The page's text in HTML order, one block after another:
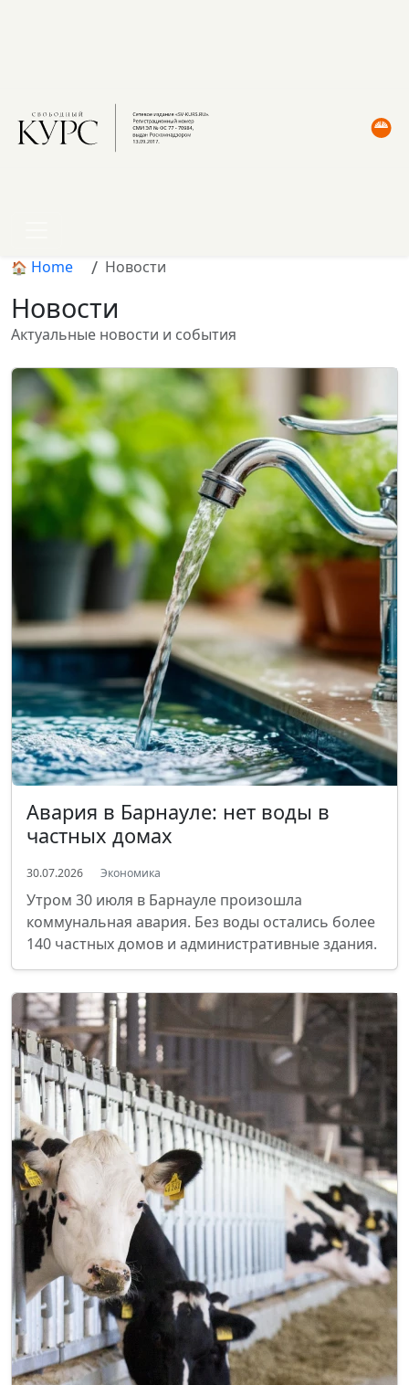
Home Новости
Новости
Актуальные новости и события
Авария в Барнауле: нет воды в
частных домах
30.07.2026 Экономика
Утром 30 июля в Барнауле произошла
коммунальная авария. Без воды остались более
140 частных домов и административные здания.